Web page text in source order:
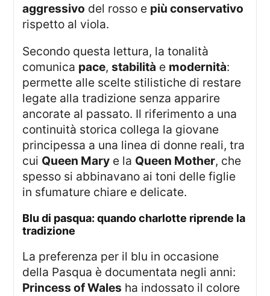
aggressivo del rosso e più conservativo
rispetto al viola.
Secondo questa lettura, la tonalità
comunica pace,stabilità e modernità:
permette alle scelte stilistiche di restare
legate alla tradizione senza apparire
ancorate al passato. Il riferimento a una
continuità storica collega la giovane
principessa a una linea di donne reali, tra
cui Queen Mary e la Queen Mother, che
spesso si abbinavano ai toni delle figlie
in sfumature chiare e delicate.
blu di pasqua: quando charlotte riprende la
tradizione
La preferenza per il blu in occasione
della Pasqua è documentata negli anni:
Princess of Wales ha indossato il colore